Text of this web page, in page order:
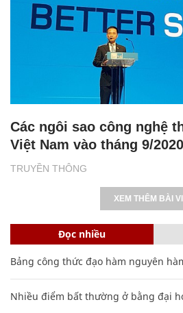
TRUYỀN THÔNG
Các ngôi sao công nghệ
Việt Nam vào tháng 9/2020
XEM THÊM BÀI
Đọc nhiều
Bảng công thức đạo hàm nguyên
Nhiều điểm bất thường ở bằng đại